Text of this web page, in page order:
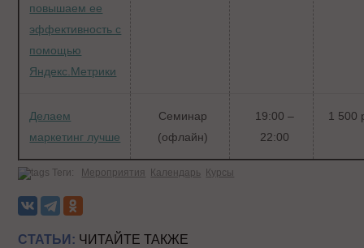
повышаем ее
эффективность с
помощью
Яндекс.Метрики
Делаем
маркетинг лучше
Семинар
(офлайн)
19:00 –
22:00
1 500
Теги: Мероприятия Календарь Курсы
СТАТЬИ: ЧИТАЙТЕ ТАКЖЕ